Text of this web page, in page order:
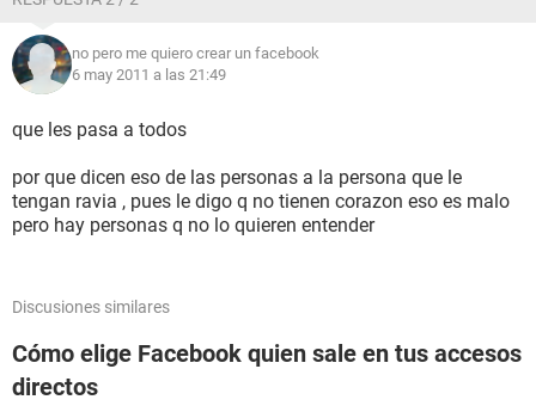
no pero me quiero crear un facebook
6 may 2011 a las 21:49
que les pasa a todos
por que dicen eso de las personas a la persona que le
tengan ravia , pues le digo q no tienen corazon eso es malo
pero hay personas q no lo quieren entender
Discusiones similares
Cómo elige Facebook quien sale en tus accesos
directos